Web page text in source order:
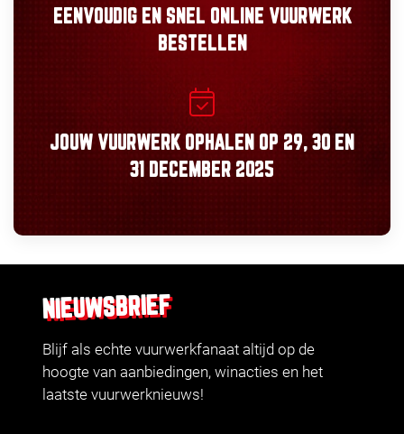
EENVOUDIGEN SNEL ONLINE VUURWERK
BESTELLEN
JOUW VUURWERK OPHALEN OP 29, 30 EN
31 DECEMBER 2025
NIEUWSBRIEF
Blijf als echte vuurwerkfanaat altijd op de
hoogte van aanbiedingen, winacties en het
laatste vuurwerknieuws!